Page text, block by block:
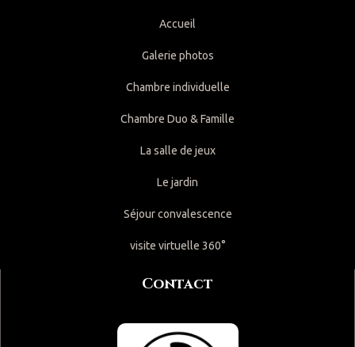
Accueil
Galerie photos
Chambre individuelle
Chambre Duo & Famille
La salle de jeux
Le jardin
Séjour convalescence
visite virtuelle 360°
Contact